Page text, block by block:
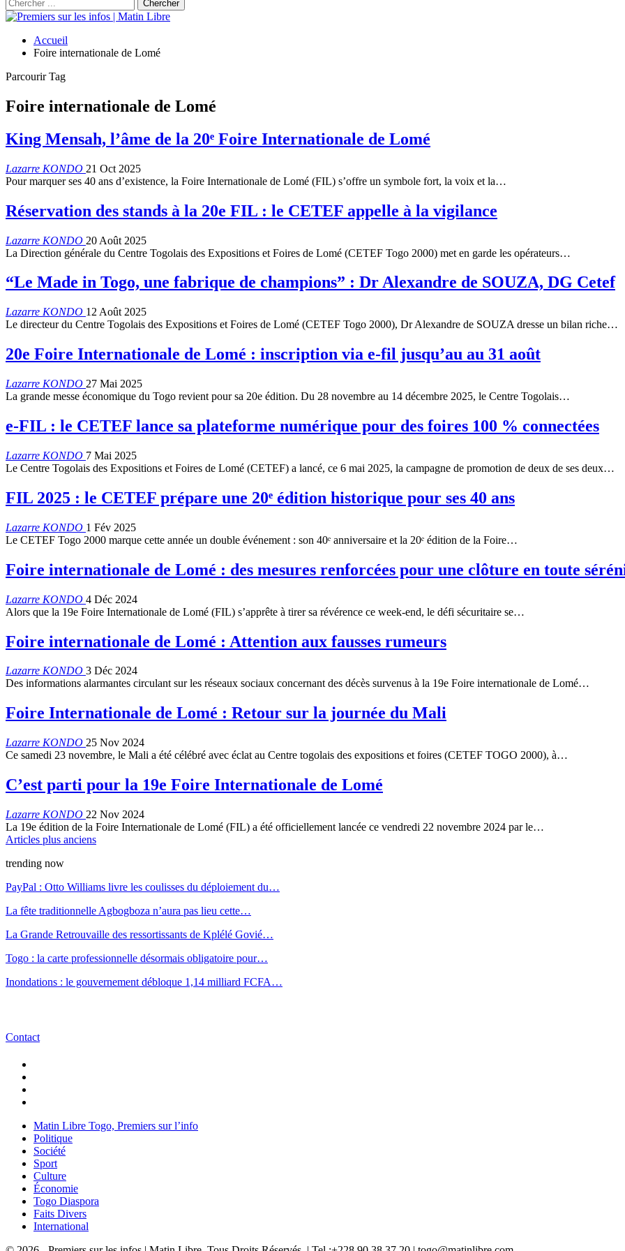
Accueil
Foire internationale de Lomé
Parcourir Tag
Foire internationale de Lomé
King Mensah, l’âme de la 20ᵉ Foire Internationale de Lomé
Lazarre KONDO 21 Oct 2025
Pour marquer ses 40 ans d’existence, la Foire Internationale de Lomé (FIL) s’offre un symbole fort, la voix et la…
Réservation des stands à la 20e FIL : le CETEF appelle à la vigilance
Lazarre KONDO 20 Août 2025
La Direction générale du Centre Togolais des Expositions et Foires de Lomé (CETEF Togo 2000) met en garde les opérateurs…
“Le Made in Togo, une fabrique de champions” : Dr Alexandre de SOUZA, DG Cetef
Lazarre KONDO 12 Août 2025
Le directeur du Centre Togolais des Expositions et Foires de Lomé (CETEF Togo 2000), Dr Alexandre de SOUZA dresse un bilan riche…
20e Foire Internationale de Lomé : inscription via e-fil jusqu’au au 31 août
Lazarre KONDO 27 Mai 2025
La grande messe économique du Togo revient pour sa 20e édition. Du 28 novembre au 14 décembre 2025, le Centre Togolais…
e-FIL : le CETEF lance sa plateforme numérique pour des foires 100 % connectées
Lazarre KONDO 7 Mai 2025
Le Centre Togolais des Expositions et Foires de Lomé (CETEF) a lancé, ce 6 mai 2025, la campagne de promotion de deux de ses deux…
FIL 2025 : le CETEF prépare une 20ᵉ édition historique pour ses 40 ans
Lazarre KONDO 1 Fév 2025
Le CETEF Togo 2000 marque cette année un double événement : son 40ᵉ anniversaire et la 20ᵉ édition de la Foire…
Foire internationale de Lomé : des mesures renforcées pour une clôture en toute
Lazarre KONDO 4 Déc 2024
Alors que la 19e Foire Internationale de Lomé (FIL) s’apprête à tirer sa révérence ce week-end, le défi sécuritaire se…
Foire internationale de Lomé : Attention aux fausses rumeurs
Lazarre KONDO 3 Déc 2024
Des informations alarmantes circulant sur les réseaux sociaux concernant des décès survenus à la 19e Foire internationale de Lomé…
Foire Internationale de Lomé : Retour sur la journée du Mali
Lazarre KONDO 25 Nov 2024
Ce samedi 23 novembre, le Mali a été célébré avec éclat au Centre togolais des expositions et foires (CETEF TOGO 2000), à…
C’est parti pour la 19e Foire Internationale de Lomé
Lazarre KONDO 22 Nov 2024
La 19e édition de la Foire Internationale de Lomé (FIL) a été officiellement lancée ce vendredi 22 novembre 2024 par le…
Articles plus anciens
trending now
PayPal : Otto Williams livre les coulisses du déploiement du…
La fête traditionnelle Agbogboza n’aura pas lieu cette…
La Grande Retrouvaille des ressortissants de Kplélé Govié…
Togo : la carte professionnelle désormais obligatoire pour…
Inondations : le gouvernement débloque 1,14 milliard FCFA…
Contact
Matin Libre Togo, Premiers sur l’info
Politique
Société
Sport
Culture
Économie
Togo Diaspora
Faits Divers
International